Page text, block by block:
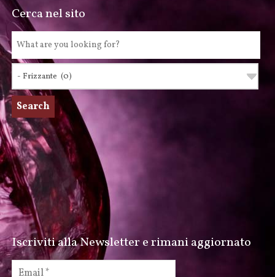
Cerca nel sito
Iscriviti alla Newsletter e rimani aggiornato